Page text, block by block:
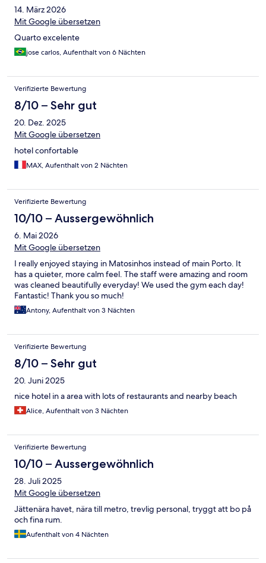
14. März 2026
Mit Google übersetzen
Quarto excelente
jose carlos, Aufenthalt von 6 Nächten
Verifizierte Bewertung
8/10 – Sehr gut
20. Dez. 2025
Mit Google übersetzen
hotel confortable
MAX, Aufenthalt von 2 Nächten
Verifizierte Bewertung
10/10 – Aussergewöhnlich
6. Mai 2026
Mit Google übersetzen
I really enjoyed staying in Matosinhos instead of main Porto. It
has a quieter, more calm feel. The staff were amazing and room
was cleaned beautifully everyday! We used the gym each day!
Fantastic! Thank you so much!
Antony, Aufenthalt von 3 Nächten
Verifizierte Bewertung
8/10 – Sehr gut
20. Juni 2025
nice hotel in a area with lots of restaurants and nearby beach
Alice, Aufenthalt von 3 Nächten
Verifizierte Bewertung
10/10 – Aussergewöhnlich
28. Juli 2025
Mit Google übersetzen
Jättenära havet, nära till metro, trevlig personal, tryggt att bo på
och fina rum.
Aufenthalt von 4 Nächten